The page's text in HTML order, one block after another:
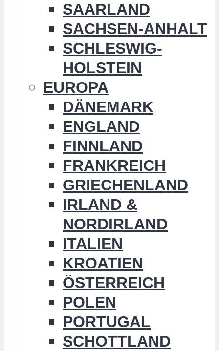
SAARLAND
SACHSEN-ANHALT
SCHLESWIG-
HOLSTEIN
EUROPA
DÄNEMARK
ENGLAND
FINNLAND
FRANKREICH
GRIECHENLAND
IRLAND &
NORDIRLAND
ITALIEN
KROATIEN
ÖSTERREICH
POLEN
PORTUGAL
SCHOTTLAND